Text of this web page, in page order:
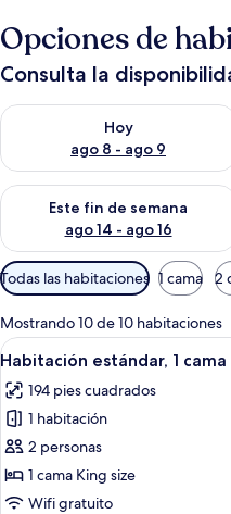
Opciones de
Consulta la
Hoy
ago 8 - ago 9
Consulta la disponibilidad
Este fin de semana
ago 14 - ago 16
Consulta la disponibilidad
Filtros
disponibles
para
las
habitaciones
Todas las habitaciones 1 cama 2
Mostrando 10 de 10 habitaciones
Abrir
todas
las
fotos
de
Habitación
estándar,
4
Habitación estándar, 1 cama
194 pies cuadrados
1 habitación
2 personas
1 cama King size
Wifi gratuito